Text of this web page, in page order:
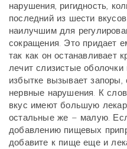
нарушения, ригидность,
последний из шести
наилучшим для
сокращения. Это придает
так как он останавливает
лечит слизистые
избытке вызывает запоры,
нервные нарушения. К
вкус имеют большую
остальные же – малую.
добавлению пищевых
добавите к пище еще и